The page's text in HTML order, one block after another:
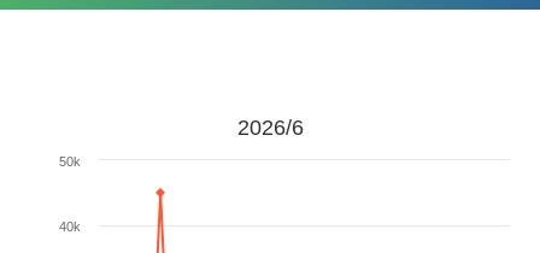
2026/6
40k
50k